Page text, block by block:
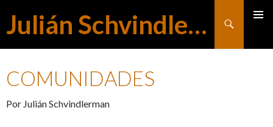
Julián Schvindlerman
Buscar
COMUNIDADES
Por Julián Schvindlerman